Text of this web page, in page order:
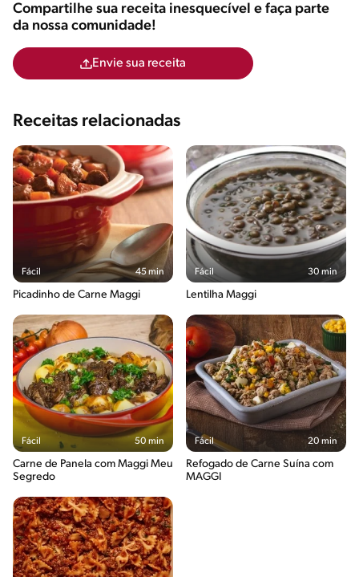
Compartilhe sua receita inesquecível e faça parte
da nossa comunidade!
Envie sua receita
Receitas relacionadas
Fácil 45 min
Picadinho de Carne Maggi
Fácil 30 min
Lentilha Maggi
Fácil 50 min
Carne de Panela com Maggi Meu
Segredo
Fácil 20 min
Refogado de Carne Suína com
MAGGI